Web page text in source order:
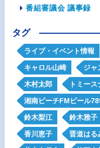
番組審議会 議事録
タグ
ライブ・イベント情報
キャロル山崎 ジャ
木村太郎 トミー
湘南ビーチFMビール
鈴木梨江 鈴木雅子
香川恵子 晋道はる